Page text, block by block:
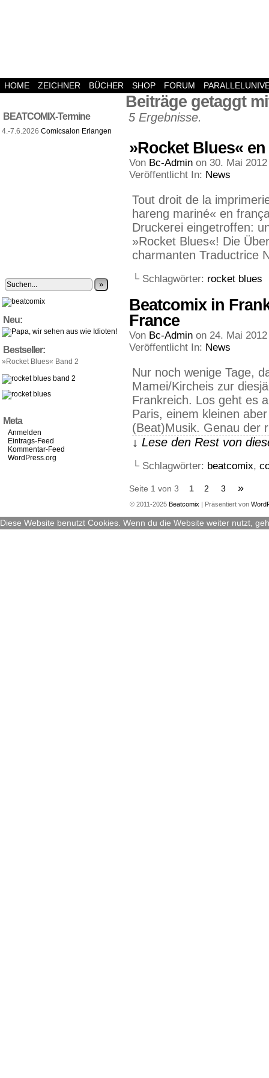
HOME ZEICHNER BÜCHER SHOP FORUM
BEATCOMIX-Termine
4.-7.6.2026 Comicsalon Erlangen
»
Neu:
Bestseller:
»Rocket Blues« Band 2
Meta
Anmelden
Eintrags-Feed
Kommentar-Feed
WordPress.org
Beiträge getaggt
5 Ergebnisse.
»Rocket Blues«
Von Bc-Admin on 30. Mai 2012
Veröffentlicht In: News
Tout droit de la
hareng mariné« en
Druckerei eingetroffen:
»Rocket Blues«! Die
charmanten Traductrice
└ Schlagwörter: rocket blues
Beatcomix in
France
Von Bc-Admin on 24. Mai 2012
Veröffentlicht In: News
Nur noch wenige Tage,
Mamei/Kircheis zur
Frankreich. Los geht es
Paris, einem kleinen
(Beat)Musik. Genau
↓ Lese den Rest von
└ Schlagwörter: beatcomix,
Seite 1 von 3 1 2 3 »
© 2011-2025 Beatcomix | Präsentiert von
Diese Website benutzt Cookies. Wenn du die Website weiter nutzt,